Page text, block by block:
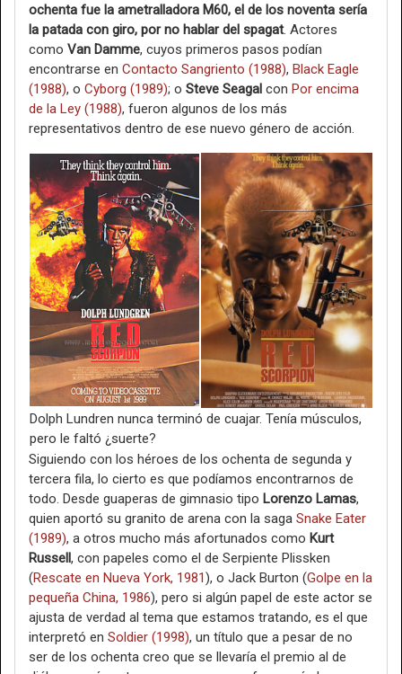
ochenta fue la ametralladora M60, el de los noventa sería
la patada con giro, por no hablar del spagat. Actores
como Van Damme, cuyos primeros pasos podían
encontrarse en Contacto Sangriento (1988), Black Eagle
(1988), o Cyborg (1989); o Steve Seagal con Por encima
de la Ley (1988), fueron algunos de los más
representativos dentro de ese nuevo género de acción.
Dolph Lundren nunca terminó de cuajar. Tenía músculos,
pero le faltó ¿suerte?
Siguiendo con los héroes de los ochenta de segunda y
tercera fila, lo cierto es que podíamos encontrarnos de
todo. Desde guaperas de gimnasio tipo Lorenzo Lamas,
quien aportó su granito de arena con la saga Snake Eater
(1989), a otros mucho más afortunados como Kurt
Russell , con papeles como el de Serpiente Plissken
(Rescate en Nueva York, 1981), o Jack Burton (Golpe en la
pequeña China, 1986), pero si algún papel de este actor se
ajusta de verdad al tema que estamos tratando, es el que
interpretó en Soldier (1998), un título que a pesar de no
ser de los ochenta creo que se llevaría el premio al de